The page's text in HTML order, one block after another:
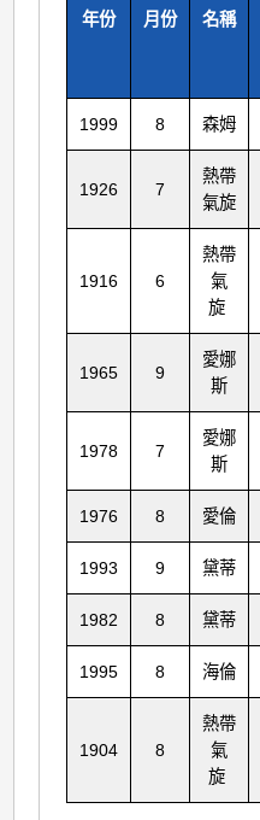
年份 月份 名稱
1999 8 森姆
1926 7
熱帶
氣旋
1916 6
熱帶
氣
旋
1965 9
愛娜
斯
1978 7
愛娜
斯
1976 8 愛倫
1993 9 黛蒂
1982 8 黛蒂
1995 8 海倫
1904 8
熱帶
氣
旋